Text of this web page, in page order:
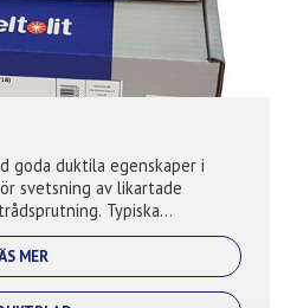
goda duktila egenskaper i
svetsning av likartade
Typiska
gjutva...
MER